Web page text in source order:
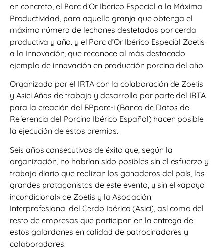
en concreto, el Porc d’Or Ibérico Especial a la Máxima
Productividad, para aquella granja que obtenga el
máximo número de lechones destetados por cerda
productiva y año, y el Porc d’Or Ibérico Especial Zoetis
a la Innovación, que reconoce al más destacado
ejemplo de innovación en producción porcina del año.
Organizado por el IRTA con la colaboración de Zoetis
y Asici Años de trabajo y desarrollo por parte del IRTA
para la creación del BPporc-i (Banco de Datos de
Referencia del Porcino Ibérico Español) hacen posible
la ejecución de estos premios.
Seis años consecutivos de éxito que, según la
organización, no habrían sido posibles sin el esfuerzo y
trabajo diario que realizan los ganaderos del país, los
grandes protagonistas de este evento, y sin el «apoyo
incondicional» de Zoetis y la Asociación
Interprofesional del Cerdo Ibérico (Asici), así como del
resto de empresas que participan en la entrega de
estos galardones en calidad de patrocinadores y
colaboradores.